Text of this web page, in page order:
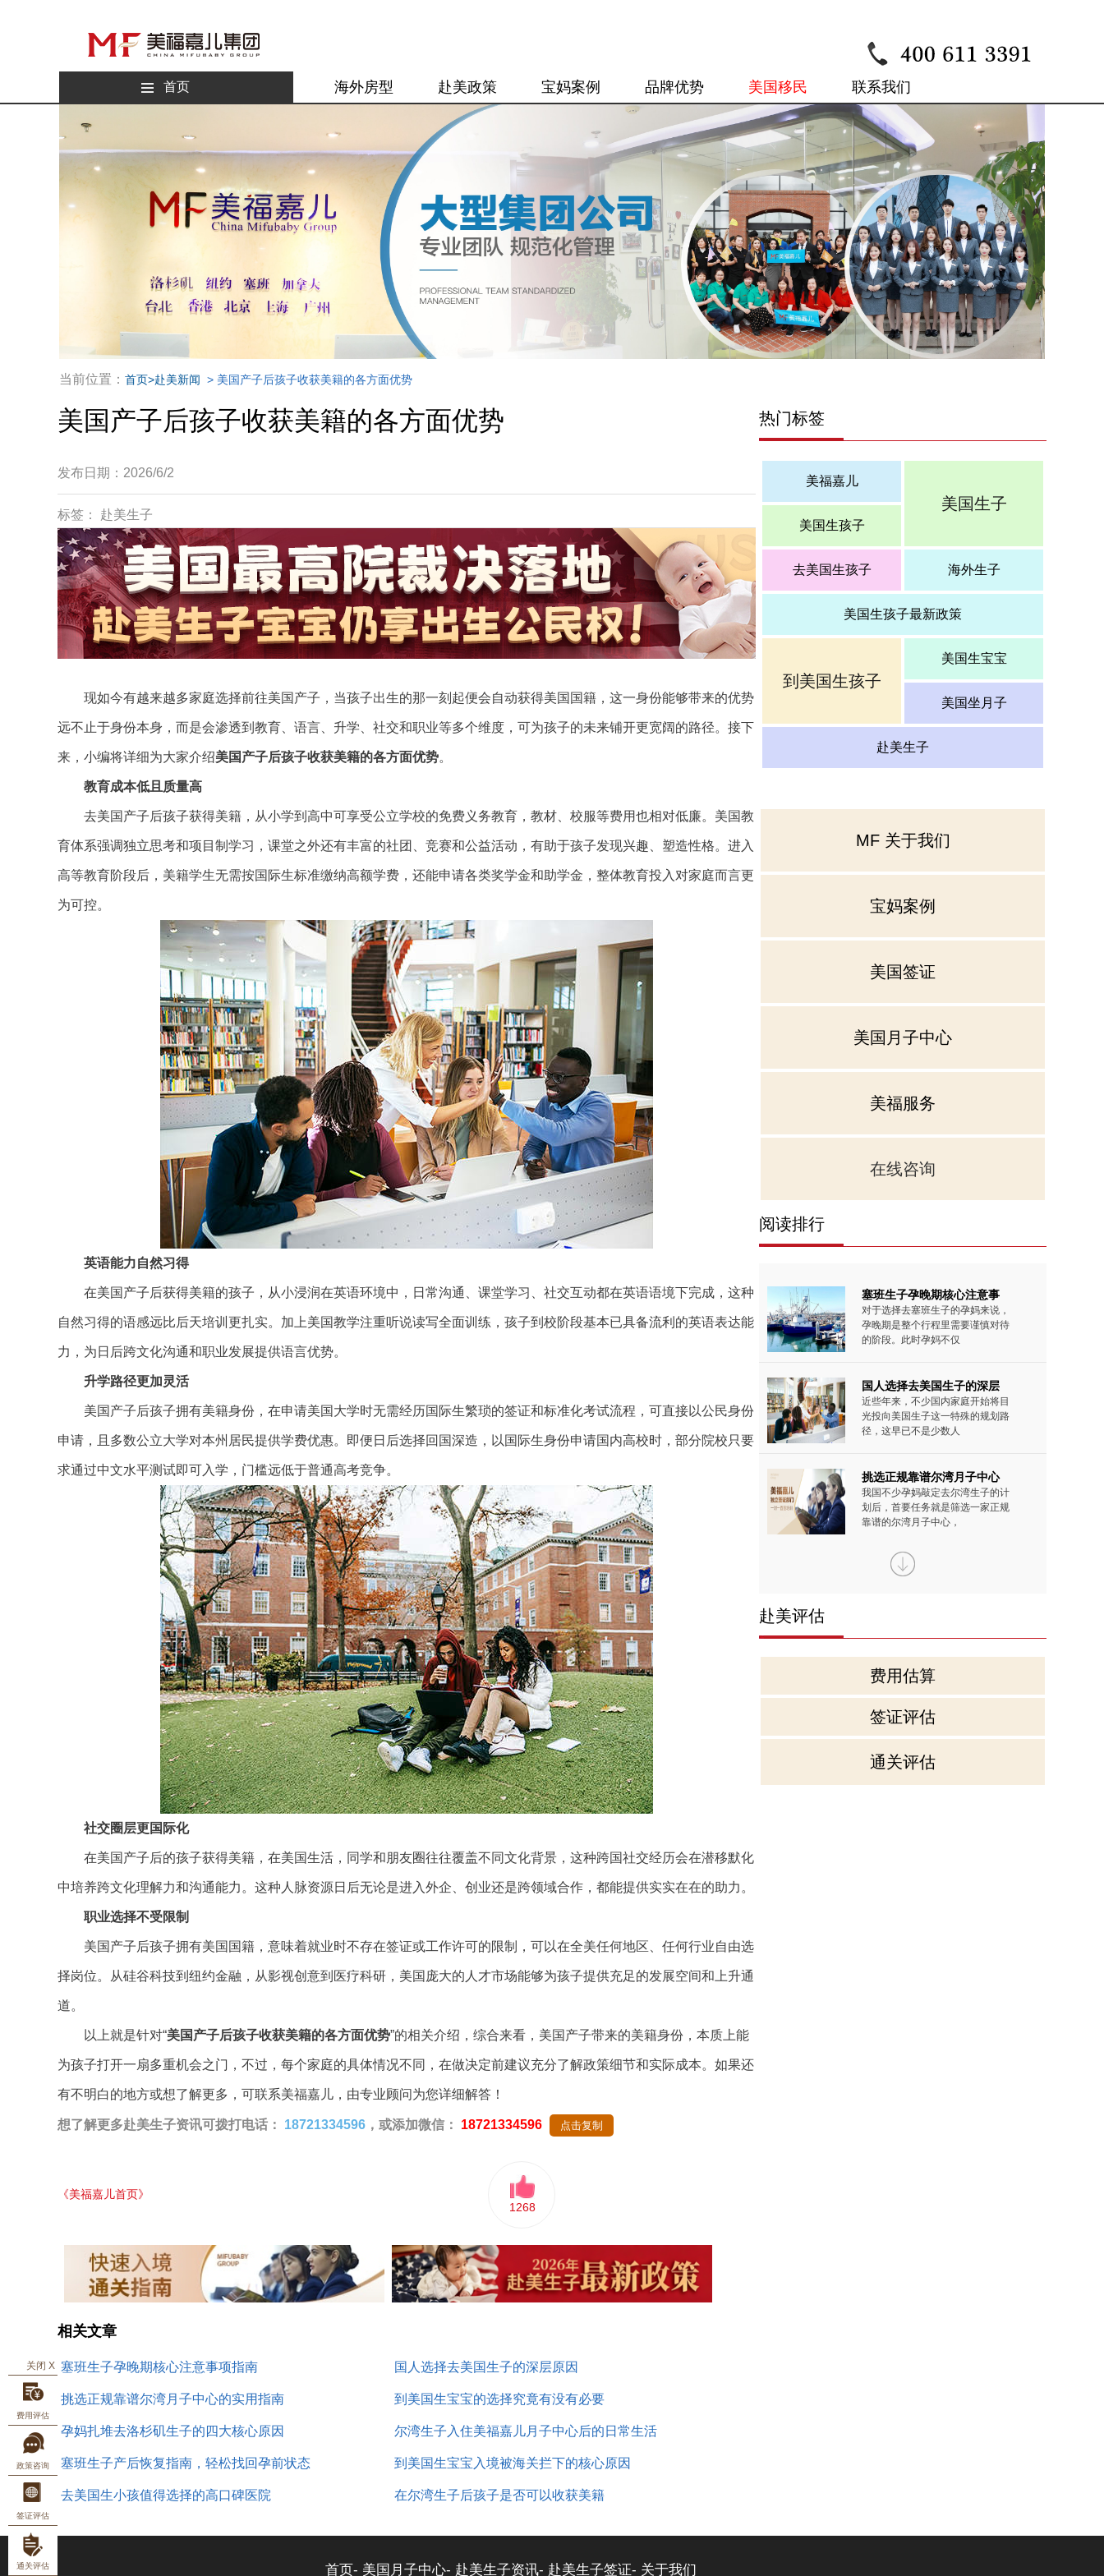
首页 海外房型 赴美政策 宝妈案例 品牌优势 美国移民 联系我们
当前位置： 首页>赴美新闻 > 美国产子后孩子收获美籍的各方面优势
美国产子后孩子收获美籍的各方面优势
发布日期：2026/6/2
标签： 赴美生子
现如今有越来越多家庭选择前往美国产子，当孩子出生的那一刻起便会自动获得美国国籍，这一身份能够带来的优势
远不止于身份本身，而是会渗透到教育、语言、升学、社交和职业等多个维度，可为孩子的未来铺开更宽阔的路径。接下
来，小编将详细为大家介绍美国产子后孩子收获美籍的各方面优势。
教育成本低且质量高
去美国产子后孩子获得美籍，从小学到高中可享受公立学校的免费义务教育，教材、校服等费用也相对低廉。美国教
育体系强调独立思考和项目制学习，课堂之外还有丰富的社团、竞赛和公益活动，有助于孩子发现兴趣、塑造性格。进入
高等教育阶段后，美籍学生无需按国际生标准缴纳高额学费，还能申请各类奖学金和助学金，整体教育投入对家庭而言更
为可控。
英语能力自然习得
在美国产子后获得美籍的孩子，从小浸润在英语环境中，日常沟通、课堂学习、社交互动都在英语语境下完成，这种
自然习得的语感远比后天培训更扎实。加上美国教学注重听说读写全面训练，孩子到校阶段基本已具备流利的英语表达能
力，为日后跨文化沟通和职业发展提供语言优势。
升学路径更加灵活
美国产子后孩子拥有美籍身份，在申请美国大学时无需经历国际生繁琐的签证和标准化考试流程，可直接以公民身份
申请，且多数公立大学对本州居民提供学费优惠。即便日后选择回国深造，以国际生身份申请国内高校时，部分院校只要
求通过中文水平测试即可入学，门槛远低于普通高考竞争。
社交圈层更国际化
在美国产子后的孩子获得美籍，在美国生活，同学和朋友圈往往覆盖不同文化背景，这种跨国社交经历会在潜移默化
中培养跨文化理解力和沟通能力。这种人脉资源日后无论是进入外企、创业还是跨领域合作，都能提供实实在在的助力。
职业选择不受限制
美国产子后孩子拥有美国国籍，意味着就业时不存在签证或工作许可的限制，可以在全美任何地区、任何行业自由选
择岗位。从硅谷科技到纽约金融，从影视创意到医疗科研，美国庞大的人才市场能够为孩子提供充足的发展空间和上升通
道。
以上就是针对“美国产子后孩子收获美籍的各方面优势”的相关介绍，综合来看，美国产子带来的美籍身份，本质上能
为孩子打开一扇多重机会之门，不过，每个家庭的具体情况不同，在做决定前建议充分了解政策细节和实际成本。如果还
有不明白的地方或想了解更多，可联系美福嘉儿，由专业顾问为您详细解答！
想了解更多赴美生子资讯可拨打电话： 18721334596 ，或添加微信： 18721334596 点击复制
《美福嘉儿首页》
1268
相关文章
塞班生子孕晚期核心注意事项指南 国人选择去美国生子的深层原因
挑选正规靠谱尔湾月子中心的实用指南 到美国生宝宝的选择究竟有没有必要
孕妈扎堆去洛杉矶生子的四大核心原因 尔湾生子入住美福嘉儿月子中心后的日常生活
塞班生子产后恢复指南，轻松找回孕前状态 到美国生宝宝入境被海关拦下的核心原因
去美国生小孩值得选择的高口碑医院 在尔湾生子后孩子是否可以收获美籍
热门标签
美福嘉儿
美国生子
美国生孩子
去美国生孩子 海外生子
美国生孩子最新政策
到美国生孩子
美国生宝宝
美国坐月子
赴美生子
MF 关于我们
宝妈案例
美国签证
美国月子中心
美福服务
在线咨询
阅读排行
塞班生子孕晚期核心注意事
对于选择去塞班生子的孕妈来说，
孕晚期是整个行程里需要谨慎对待
的阶段。此时孕妈不仅
国人选择去美国生子的深层
近些年来，不少国内家庭开始将目
光投向美国生子这一特殊的规划路
径，这早已不是少数人
挑选正规靠谱尔湾月子中心
我国不少孕妈敲定去尔湾生子的计
划后，首要任务就是筛选一家正规
靠谱的尔湾月子中心，
到美国生宝宝的选择究竟有
孕妈扎堆去洛杉矶生子的四
近些年来，我国有越来越多孕妈更
现如今有不少孕妈计划前往尔湾生
赴美评估
费用估算
签证评估
通关评估
关闭 X
费用评估
政策咨询
签证评估
通关评估 首页- 美国月子中心- 赴美生子资讯- 赴美生子签证- 关于我们